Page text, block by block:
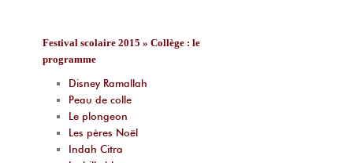
Festival scolaire 2015 » Collège : le
programme
Disney Ramallah
Peau de colle
Le plongeon
Les pères Noël
Indah Citra